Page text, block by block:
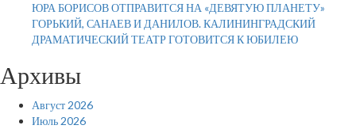
ЮРА БОРИСОВ ОТПРАВИТСЯ НА «ДЕВЯТУЮ ПЛАНЕТУ»
ГОРЬКИЙ, САНАЕВ И ДАНИЛОВ. КАЛИНИНГРАДСКИЙ
ДРАМАТИЧЕСКИЙ ТЕАТР ГОТОВИТСЯ К ЮБИЛЕЮ
Архивы
Август 2026
Июль 2026